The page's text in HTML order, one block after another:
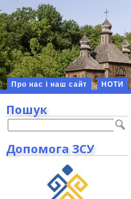
Про нас і наш сайт НОТИ
Пошук
Допомога ЗСУ